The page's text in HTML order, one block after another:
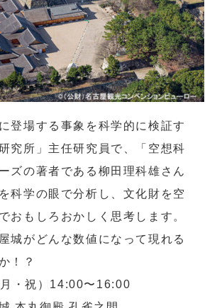
登場する事象を科学的に検証す
究所」主任研究員で、「空想科
ズの著者である柳田理科雄さん
科学の眼で分析し、文化財を空
おもしろおかしく思考します。
城がどんな数値になって現れる
！？
・祝）14:00〜16:00